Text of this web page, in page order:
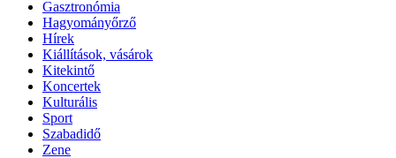
Gasztronómia
Hagyományőrző
Hírek
Kiállítások, vásárok
Kitekintő
Koncertek
Kulturális
Sport
Szabadidő
Zene